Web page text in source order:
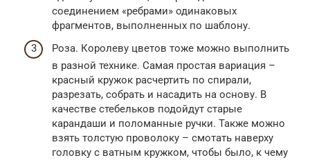
соединением «ребрами» одинаковых
фрагментов, выполненных по шаблону.
Роза. Королеву цветов тоже можно выполнить
в разной технике. Самая простая вариация –
красный кружок расчертить по спирали,
разрезать, собрать и насадить на основу. В
качестве стебельков подойдут старые
карандаши и поломанные ручки. Также можно
взять толстую проволоку – смотать наверху
головку с ватным кружком, чтобы было, к чему